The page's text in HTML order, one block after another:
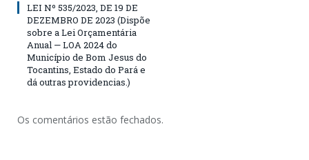
LEI Nº 535/2023, DE 19 DE
DEZEMBRO DE 2023 (Dispõe
sobre a Lei Orçamentária
Anual — LOA 2024 do
Município de Bom Jesus do
Tocantins, Estado do Pará e
dá outras providencias.)
Os comentários estão fechados.